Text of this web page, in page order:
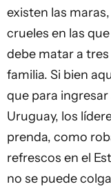
existen las
crueles en las
debe matar a
familia. Si bien
que para
Uruguay, los
prenda, como
refrescos en el
no se puede